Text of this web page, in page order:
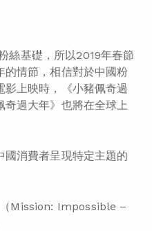
絲基礎，所以2019年春節
的情節，相信對於中國粉
上映時，《小豬佩奇過
過大年》也將在全球上
消費者呈現特定主題的
（Mission: Impossible –